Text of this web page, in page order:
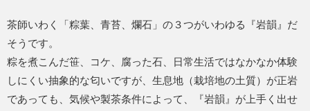
茶師いわく「粽葉、青苔、爛石」の３つがいわゆる『岩韻』だ
そうです。
粽を煮こんだ笹、コケ、腐った石、日常生活ではなかなか体験
しにくい抽象的な匂いですが、生息地（栽培地の土質）が正岩
であっても、気候や製茶条件によって、『岩韻』が上手く出せ